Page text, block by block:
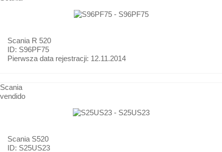
Scania R 520
ID: S96PF75
Pierwsza data rejestracji: 12.11.2014
Scania
vendido
Scania S520
ID: S25US23